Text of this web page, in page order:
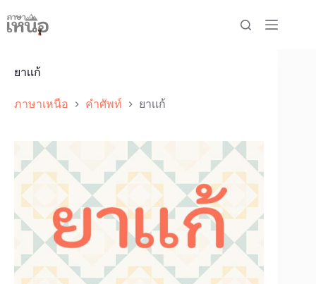
to
content
ยาเเก้
ภาษาเหนือ คำศัพท์ ยาเเก้